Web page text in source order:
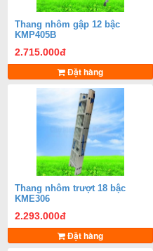
Thang nhôm gập 12 bậc
KMP405B
2.715.000đ
Đặt hàng
Thang nhôm trượt 18 bậc
KME306
2.293.000đ
Đặt hàng